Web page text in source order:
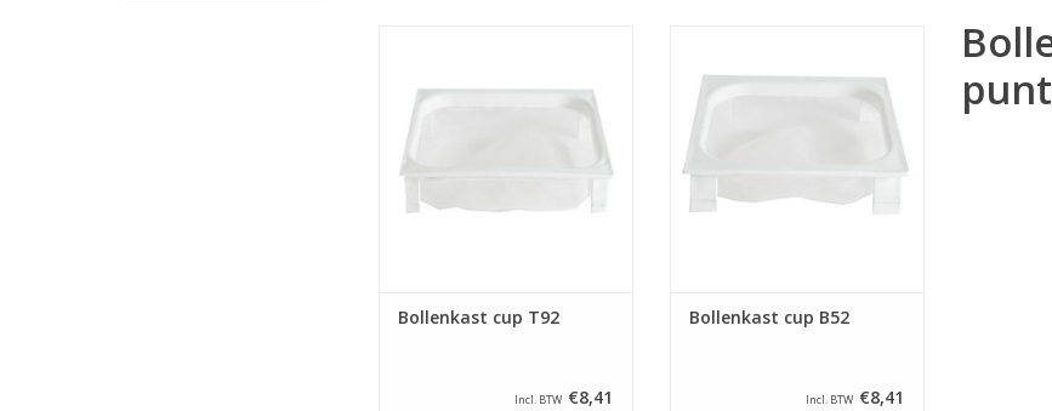
van Ter Haar, Gefra en Holtkamp.
TOEVOEGEN AAN WINKELWAGEN
Bollenkast cup T92
Incl. BTW €8,41
TOEVOEGEN AAN WINKELWAGEN
Bollenkast cup B52
Incl. BTW €8,41